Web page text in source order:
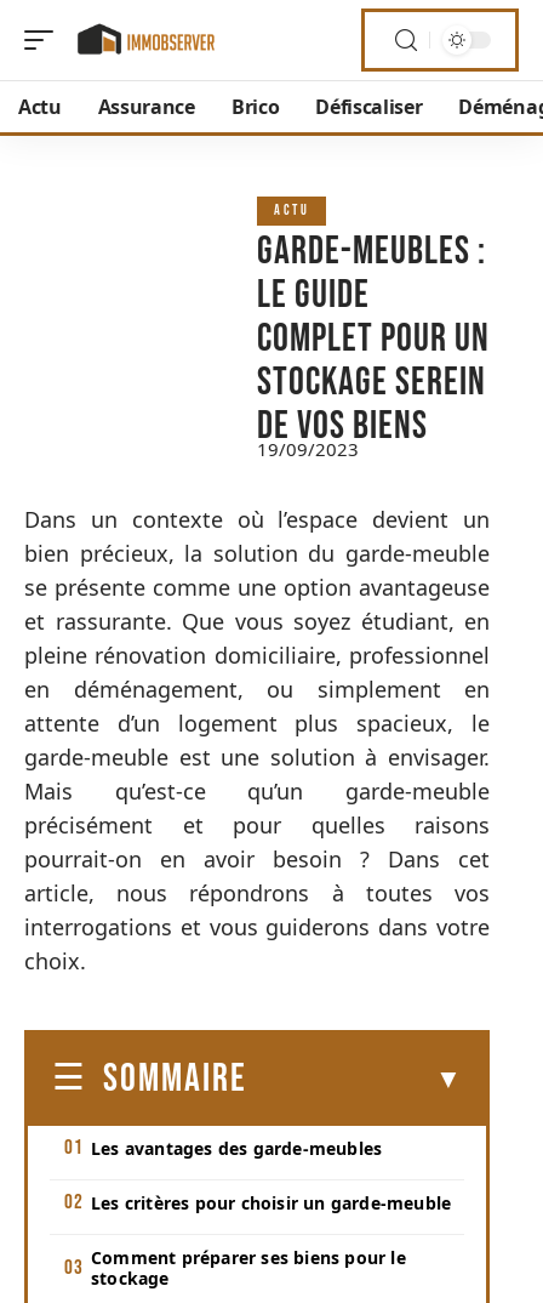
Actu Assurance Brico Défiscaliser
ACTU
Garde-meubles :
le guide
complet pour un
stockage serein
de vos biens
19/09/2023
Dans un contexte où l’espace devient un
bien précieux, la solution du garde-meuble
se présente comme une option avantageuse
et rassurante. Que vous soyez étudiant, en
pleine rénovation domiciliaire, professionnel
en déménagement, ou simplement en
attente d’un logement plus spacieux, le
garde-meuble est une solution à envisager.
Mais qu’est-ce qu’un garde-meuble
précisément et pour quelles raisons
pourrait-on en avoir besoin ? Dans cet
article, nous répondrons à toutes vos
interrogations et vous guiderons dans votre
choix.
SOMMAIRE
Les avantages des garde-meubles
Les critères pour choisir un garde-meuble
Comment préparer ses biens pour le
stockage